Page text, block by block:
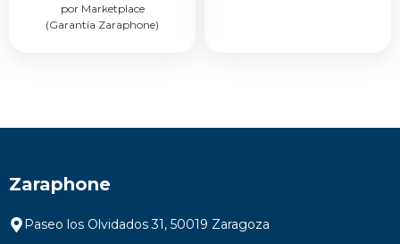
por Marketplace
(Garantía Zaraphone)
Zaraphone
Paseo los Olvidados 31, 50019 Zaragoza